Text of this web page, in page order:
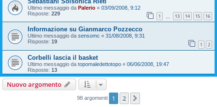
Ultimo messaggio da Palerio « 03/09/2008, 9:12
Risposte: 229 1 13 14 15 16
Informazione su Gianmarco Pozzecco
Ultimo messaggio da sensomc « 31/08/2008, 9:31
Risposte: 19 1 2
Corbelli lascia il basket
Ultimo messaggio da topomaledettotopo « 06/06/2008, 19:47
Risposte: 13
Nuovo argomento
98 argomenti 1 2